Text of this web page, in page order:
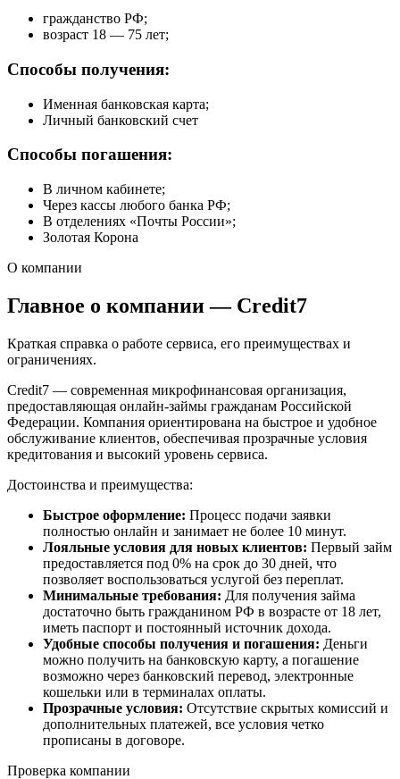
гражданство РФ;
возраст 18 — 75 лет;
Способы получения:
Именная банковская карта;
Личный банковский счет
Способы погашения:
В личном кабинете;
Через кассы любого банка РФ;
В отделениях «Почты России»;
Золотая Корона
О компании
Главное о компании — Credit7
Краткая справка о работе сервиса, его преимуществах и
ограничениях.
Credit7 — современная микрофинансовая организация,
предоставляющая онлайн-займы гражданам Российской
Федерации. Компания ориентирована на быстрое и удобное
обслуживание клиентов, обеспечивая прозрачные условия
кредитования и высокий уровень сервиса.
Достоинства и преимущества:
Быстрое оформление: Процесс подачи заявки
полностью онлайн и занимает не более 10 минут.
Лояльные условия для новых клиентов: Первый займ
предоставляется под 0% на срок до 30 дней, что
позволяет воспользоваться услугой без переплат.
Минимальные требования: Для получения займа
достаточно быть гражданином РФ в возрасте от 18 лет,
иметь паспорт и постоянный источник дохода.
Удобные способы получения и погашения: Деньги
можно получить на банковскую карту, а погашение
возможно через банковский перевод, электронные
кошельки или в терминалах оплаты.
Прозрачные условия: Отсутствие скрытых комиссий и
дополнительных платежей, все условия четко
прописаны в договоре.
Проверка компании